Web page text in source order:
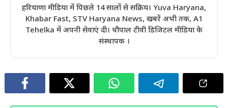
हरियाणा मीडिया में पिछले 14 सालों से सक्रिय। Yuva Haryana,
Khabar Fast, STV Haryana News, खबरें अभी तक, A1
Tehelka में अपनी सेवाएं दी। चौपाल टीवी डिजिटल मीडिया के
संस्थापक ।